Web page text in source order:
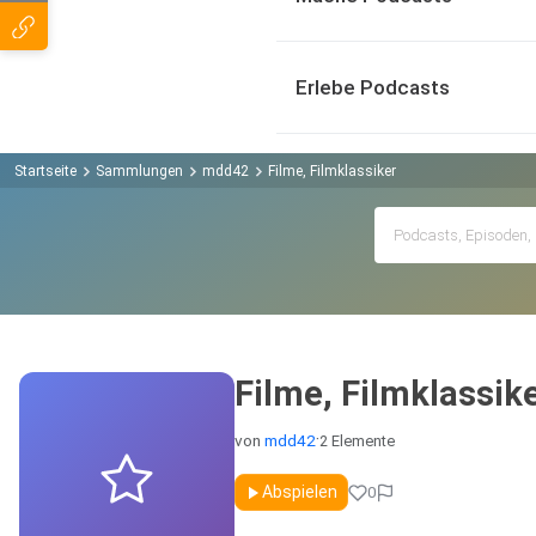
Erlebe Podcasts
Startseite Sammlungen mdd42 Filme, Filmklassiker
Filme,
von mdd42·2 Elemente
Abspielen 0